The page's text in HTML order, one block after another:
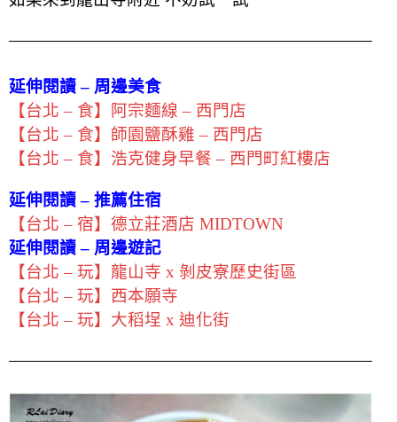
延伸閱讀 – 周邊美食
【台北 – 食】阿宗麵線 – 西門店
【台北 – 食】師園鹽酥雞 – 西門店
【台北 – 食】浩克健身早餐 – 西門町紅樓店
延伸閱讀 – 推薦住宿
【台北 – 宿】德立莊酒店 MIDTOWN
延伸閱讀 – 周邊遊記
【台北 – 玩】龍山寺 x 剝皮寮歷史街區
【台北 – 玩】西本願寺
【台北 – 玩】大稻埕 x 迪化街